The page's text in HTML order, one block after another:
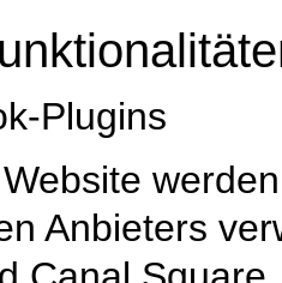
Plugins
Anbieters